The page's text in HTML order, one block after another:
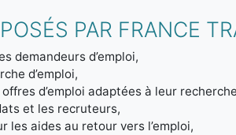
PAR FRANCE
demandeurs d’emploi,
d’emploi,
d’emploi adaptées à leur
et les recruteurs,
les aides au retour vers l’emploi,